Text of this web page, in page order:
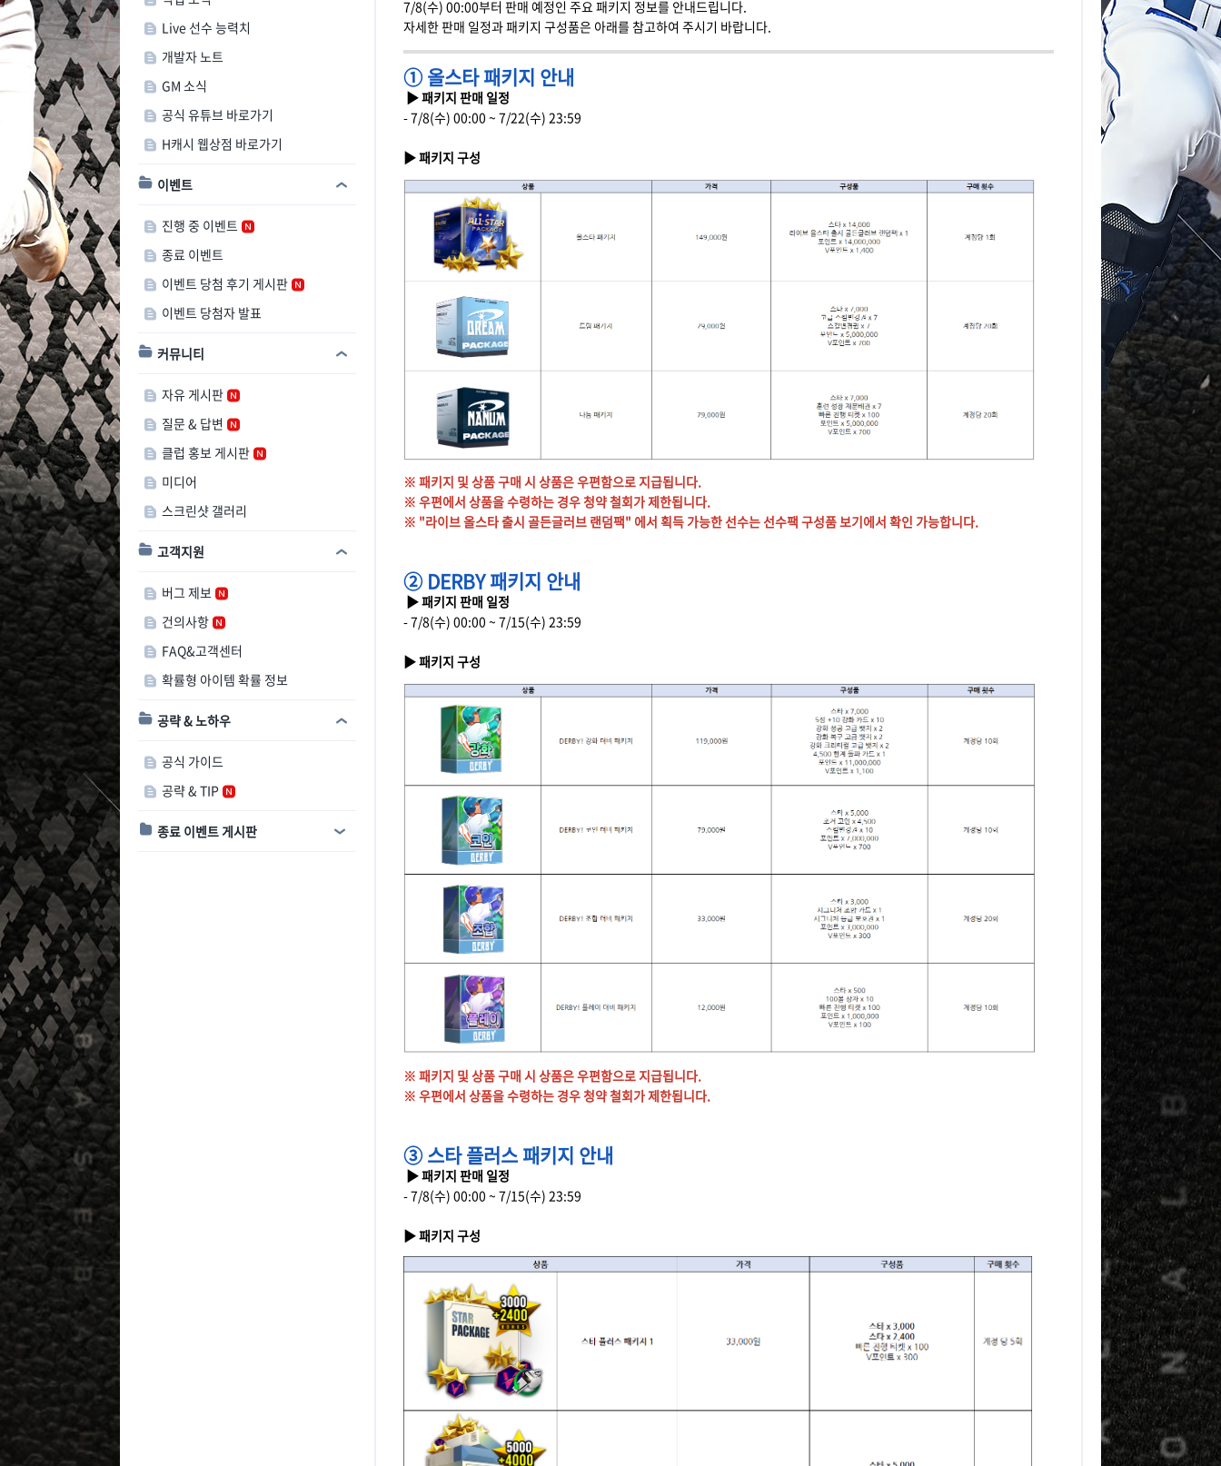
Live 선수 능력치
개발자 노트
GM 소식
공식 유튜브 바로가기
H캐시 웹상점 바로가기
이벤트
진행 중 이벤트
종료 이벤트
이벤트 당첨 후기 게시판
이벤트 당첨자 발표
커뮤니티
자유 게시판
질문 & 답변
클럽 홍보 게시판
미디어
스크린샷 갤러리
고객지원
버그 제보
건의사항
FAQ&고객센터
확률형 아이템 확률 정보
공략 & 노하우
공식 가이드
공략 & TIP
종료 이벤트 게시판
7/8(수) 00:00부터 판매 예정인 주요 패키지 정보를 안내드립니다.
자세한 판매 일정과 패키지 구성품은 아래를 참고하여 주시기 바랍니다.
① 올스타 패키지 안내
▶ 패키지 판매 일정
- 7/8(수) 00:00 ~ 7/22(수) 23:59
▶ 패키지 구성
※ 패키지 및 상품 구매 시 상품은 우편함으로 지급됩니다.
※ 우편에서 상품을 수령하는 경우 청약 철회가 제한됩니다.
※ "라이브 올스타 출시 골든글러브 랜덤팩" 에서 획득 가능한 선수는 선수팩 구성품 보기에서 확인 가능합니다.
② DERBY 패키지 안내
▶ 패키지 판매 일정
- 7/8(수) 00:00 ~ 7/15(수) 23:59
▶ 패키지 구성
※ 패키지 및 상품 구매 시 상품은 우편함으로 지급됩니다.
※ 우편에서 상품을 수령하는 경우 청약 철회가 제한됩니다.
③ 스타 플러스 패키지 안내
▶ 패키지 판매 일정
- 7/8(수) 00:00 ~ 7/15(수) 23:59
▶ 패키지 구성